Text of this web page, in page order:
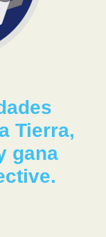
Tierra,
gana